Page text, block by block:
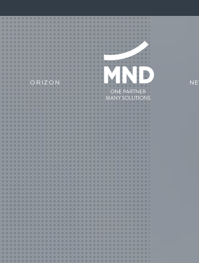
ORIZON